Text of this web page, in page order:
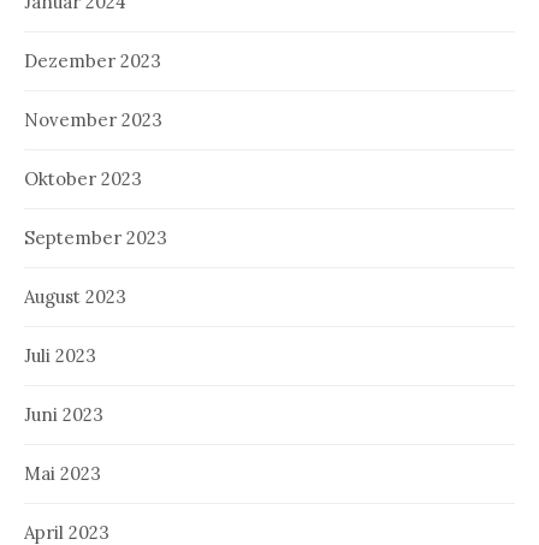
Dezember 2023
November 2023
Oktober 2023
September 2023
August 2023
Juli 2023
Juni 2023
Mai 2023
April 2023